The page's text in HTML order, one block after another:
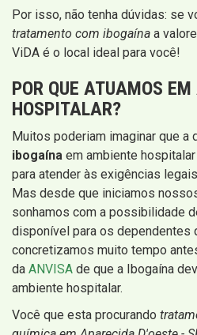
Por isso, não tenha dúvidas: se
tratamento com ibogaína a
ViDA é o local ideal para você!
POR QUE ATUAMOS
HOSPITALAR?
Muitos poderiam imaginar que a
ibogaína em ambiente
para atender às exigências
Mas desde que iniciamos
sonhamos com a possibilidade
disponível para os dependentes
concretizamos muito tempo
da ANVISA de que a Ibogaína
ambiente hospitalar.
Você que esta procurando